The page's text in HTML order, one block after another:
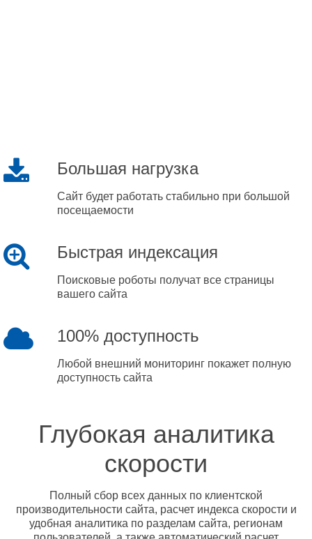
Большая нагрузка
Сайт будет работать стабильно при большой
посещаемости
Быстрая индексация
Поисковые роботы получат все страницы
вашего сайта
100% доступность
Любой внешний мониторинг покажет полную
доступность сайта
Глубокая аналитика
скорости
Полный сбор всех данных по клиентской
производительности сайта, расчет индекса скорости и
удобная аналитика по разделам сайта, регионам